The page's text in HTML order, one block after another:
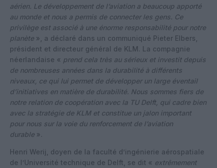
aérien. Le développement de l’aviation a beaucoup apporté
au monde et nous a permis de connecter les gens. Ce
privilège est associé à une énorme responsabilité pour notre
planète », a déclaré dans un communiqué Pieter Elbers,
président et directeur général de KLM. La compagnie
néerlandaise « prend cela très au sérieux et investit depuis
de nombreuses années dans la durabilité à différents
niveaux, ce qui lui permet de développer un large éventail
d’initiatives en matière de durabilité. Nous sommes fiers de
notre relation de coopération avec la TU Delft, qui cadre bien
avec la stratégie de KLM et constitue un jalon important
pour nous sur la voie du renforcement de l’aviation
durable ».
Henri Werij, doyen de la faculté d’ingénierie aérospatiale
de l’Université technique de Delft, se dit « extrêmement